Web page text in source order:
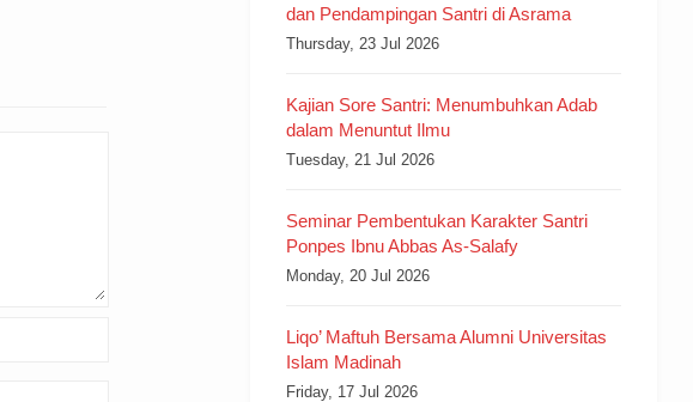
dan Pendampingan Santri di Asrama
Thursday, 23 Jul 2026
Kajian Sore Santri: Menumbuhkan Adab
dalam Menuntut Ilmu
Tuesday, 21 Jul 2026
Seminar Pembentukan Karakter Santri
Ponpes Ibnu Abbas As-Salafy
Monday, 20 Jul 2026
Liqo’ Maftuh Bersama Alumni Universitas
Islam Madinah
Friday, 17 Jul 2026